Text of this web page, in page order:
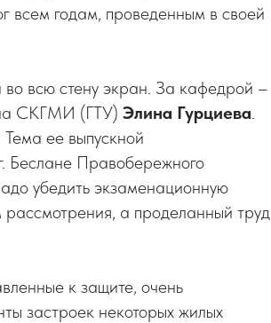
всем годам, проведенным в своей
всю стену экран. За кафедрой –
СКГМИ (ГТУ) Элина Гурциева.
ее выпускной
Беслане Правобережного
убедить экзаменационную
а проделанный труд
к защите, очень
застроек некоторых жилых